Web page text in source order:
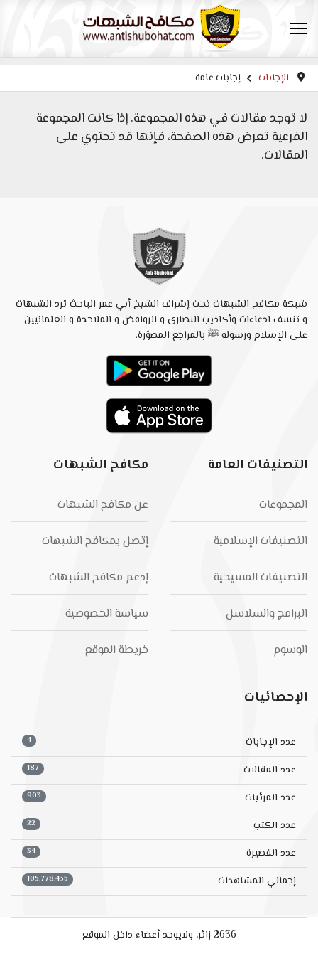
الإجابات إجابات عامة
لا توجد مقالات في هذه المجموعة. إذا كانت المجموعة
الفرعية تعرض هذه الصفحة، فإنها قد تحتوي على
المقالات.
شبكة مكافح الشبهات تحت إشراف الشيخ أبي عمر الباحث ترد الشبهات
و تنسف ادعاءات وأكاذيب النصارى و الروافض و الملاحدة و العلمانيين
على الإسلام ورسوله ﷺ بالمراجع المصوّرة.
التصنيفات العامة
المجموعات
التصنيفات الإسلامية
التصنيفات المسيحية
البرامج والسلاسل
الوسوم
مكافح الشبهات
عن مكافح الشبهات
إتصل بمكافح الشبهات
إدعم مكافح الشبهات
سياسة الخصوصية
خريطة الموقع
الإحصائيات
عدد الإجابات 4
عدد المقالات 187
عدد المرئيات 903
عدد الكتب 22
عدد القصيرة 34
إجمالي المشاهدات 105.778.435
2636 زائر، ولايوجد أعضاء داخل الموقع